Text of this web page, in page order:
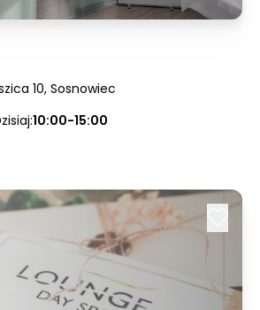
10, Sosnowiec
10:00-15:00